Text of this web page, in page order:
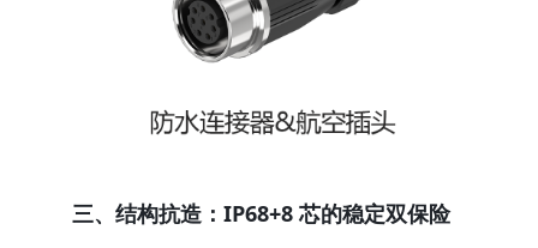
三、结构抗造：IP68+8 芯的稳定双保险